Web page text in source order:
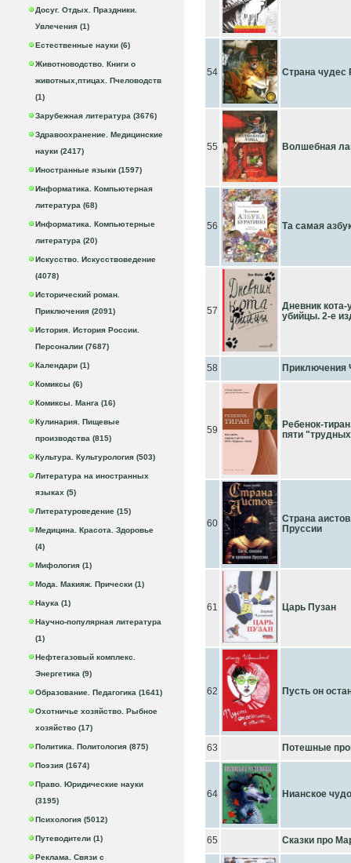
Досуг. Отдых. Праздники.
Увлечения (1)
Естественные науки (6)
Животноводство. Книги о
животных,птицах. Пчеловодств
(1)
Зарубежная литература (3676)
Здравоохранение. Медицинские
науки (2417)
Иностранные языки (1597)
Информатика. Компьютерная
литература (68)
Информатика. Компьютерные
литература (20)
Искусство. Искусствоведение
(4078)
Исторический роман.
Приключения (2091)
История. История России.
Персоналии (7687)
Календари (1)
Комиксы (6)
Комиксы. Манга (16)
Кулинария. Пищевые
производства (815)
Культура. Культурология (503)
Литература на иностранных
языках (5)
Литературоведение (15)
Медицина. Красота. Здоровье
(4)
Мифология (1)
Мода. Макияж. Прически (1)
Наука (1)
Научно-популярная литература
(1)
Нефтегазовый комплекс.
Энергетика (9)
Образование. Педагогика (1641)
Охотничье хозяйство. Рыбное
хозяйство (17)
Политика. Политология (875)
Поэзия (1674)
Право. Юридические науки
(3195)
Психология (5012)
Путеводители (1)
Реклама. Связи с
54 Страна чудес
55 Волшебная
56 Та самая
57
Дневник
убийцы. 2-е
58 Приключения
59
Ребенок-
пяти
60
Страна
Пруссии
61 Царь Пузан
62 Пусть он
63 Потешные
64 Нианское
65 Сказки про